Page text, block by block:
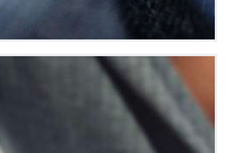
Made-in-France